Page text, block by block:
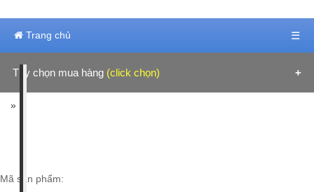
Trang chủ ☰
Tùy chọn mua hàng (click chọn)
»
Mã sản phẩm: